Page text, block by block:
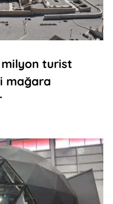
milyon turist
mağara